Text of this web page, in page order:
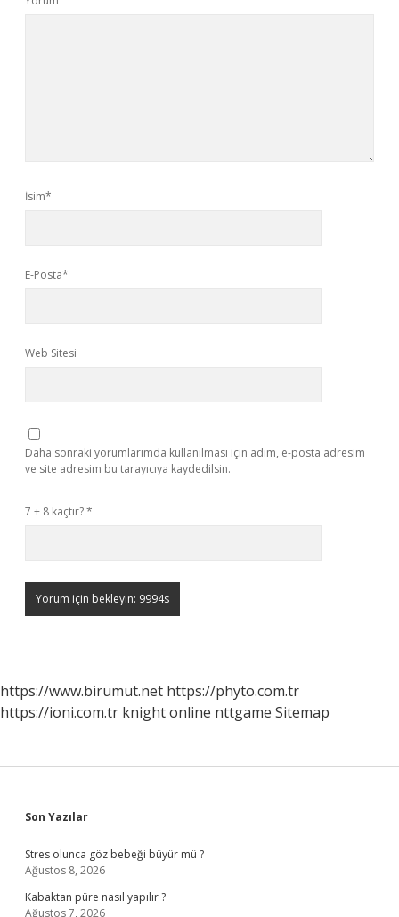
İsim*
E-Posta*
Web Sitesi
Daha sonraki yorumlarımda kullanılması için adım, e-posta adresim
ve site adresim bu tarayıcıya kaydedilsin.
7 + 8 kaçtır?*
https://www.birumut.net https://phyto.com.tr
https://ioni.com.tr knight online nttgame Sitemap
Sidebar
Son Yazılar
Stres olunca göz bebeği büyür mü ?
Ağustos 8, 2026
Kabaktan püre nasıl yapılır ?
Ağustos 7, 2026